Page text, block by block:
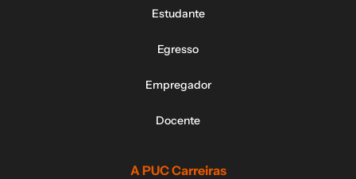
Estudante
Egresso
Empregador
Docente
A PUC Carreiras